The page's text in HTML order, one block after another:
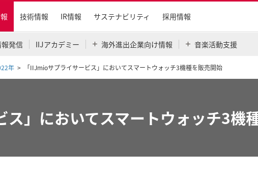
技術情報 IR情報 サステナビリティ 採用情報
発信 IIJアカデミー 海外進出企業向け情報 音楽活動支援
年 「IIJmioサプライサービス」においてスマートウォッチ3機種を販売開始
ス」においてスマートウォッチ3機